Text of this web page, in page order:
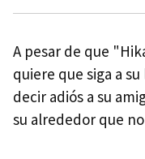
A pesar de que
quiere que siga a
decir adiós a su
su alrededor que